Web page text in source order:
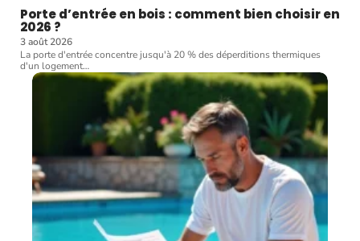
Porte d’entrée en bois : comment bien choisir en
2026 ?
3 août 2026
La porte d'entrée concentre jusqu'à 20 % des déperditions thermiques
d'un logement…